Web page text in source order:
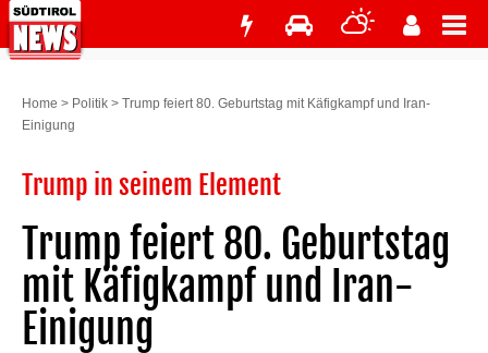
Home > Politik > Trump feiert 80. Geburtstag mit Käfigkampf und Iran-
Einigung
Trump in seinem Element
Trump feiert 80. Geburtstag
mit Käfigkampf und Iran-
Einigung